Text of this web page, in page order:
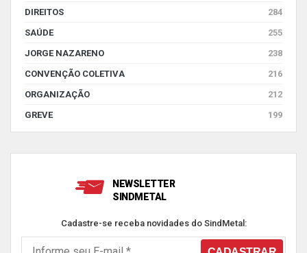
DIREITOS
284
SAÚDE
255
JORGE NAZARENO
238
CONVENÇÃO COLETIVA
216
ORGANIZAÇÃO
212
GREVE
199
NEWSLETTER
SINDMETAL
Cadastre-se receba novidades do SindMetal: